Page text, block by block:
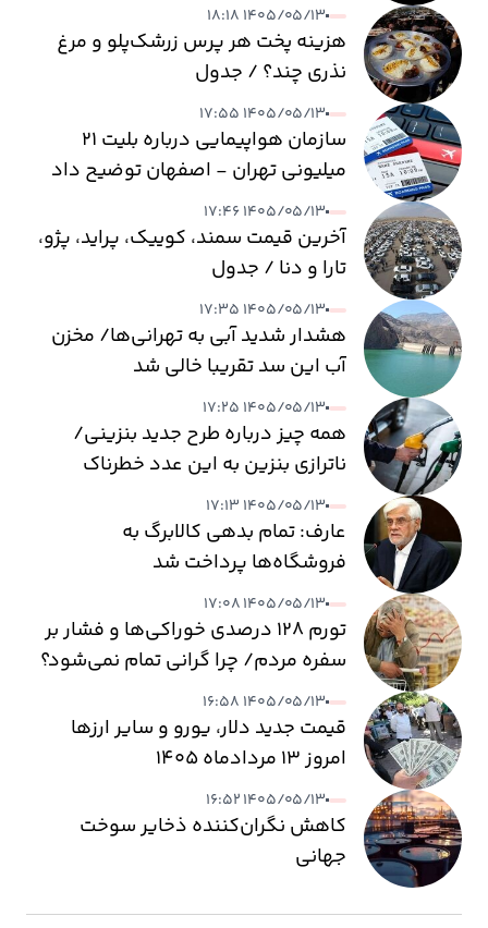
۱۴۰۵/۰۵/۱۳ ۱۸:۱۸
هزینه پخت هر پرس زرشک‌پلو و مرغ
نذری چند؟ / جدول
۱۴۰۵/۰۵/۱۳ ۱۷:۵۵
سازمان هواپیمایی درباره بلیت ۲۱
میلیونی تهران - اصفهان توضیح داد
۱۴۰۵/۰۵/۱۳ ۱۷:۴۶
آخرین قیمت سمند، کوییک، پراید، پژو،
تارا و دنا / جدول
۱۴۰۵/۰۵/۱۳ ۱۷:۳۵
هشدار شدید آبی به تهرانی‌ها/ مخزن
آب این سد تقریبا خالی شد
۱۴۰۵/۰۵/۱۳ ۱۷:۲۵
همه چیز درباره طرح جدید بنزینی/
ناترازی بنزین به این عدد خطرناک
می‌رسد
۱۴۰۵/۰۵/۱۳ ۱۷:۱۳
عارف: تمام بدهی کالابرگ به
فروشگاه‌ها پرداخت شد
۱۴۰۵/۰۵/۱۳ ۱۷:۰۸
تورم ۱۲۸ درصدی خوراکی‌ها و فشار بر
سفره مردم/ چرا گرانی تمام نمی‌شود؟
۱۴۰۵/۰۵/۱۳ ۱۶:۵۸
قیمت جدید دلار، یورو و سایر ارزها
امروز ۱۳ مردادماه ۱۴۰۵
۱۴۰۵/۰۵/۱۳ ۱۶:۵۲
کاهش نگران‌کننده ذخایر سوخت
جهانی